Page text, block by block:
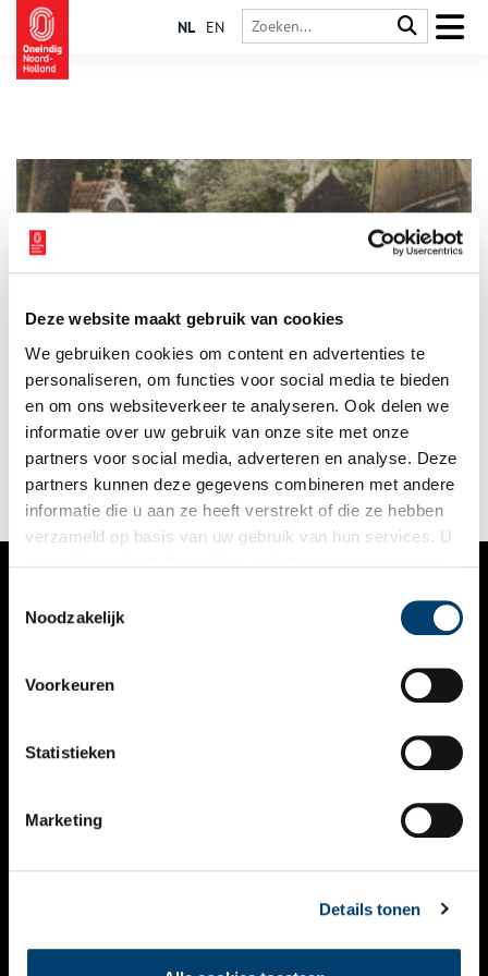
Deze website maakt gebruik van cookies
We gebruiken cookies om content en advertenties te
personaliseren, om functies voor social media te bieden
en om ons websiteverkeer te analyseren. Ook delen we
informatie over uw gebruik van onze site met onze
partners voor social media, adverteren en analyse. Deze
partners kunnen deze gegevens combineren met andere
informatie die u aan ze heeft verstrekt of die ze hebben
verzameld op basis van uw gebruik van hun services. U
Noodzakelijk
Voorkeuren
Statistieken
Marketing
Details tonen
NL EN
Tijdens deze wandeling lopen we (in gedachten) door het
oude dorp van Bergen (NH). Onderweg passeren we oude
café’s, museum Het Sterkenhuis, een voormalig tramstation en
natuurlijk de Ruïnekerk. Loop je mee?
VERHALEN
KALENDER
THEMA’S
VIDEO’S
CONTACT